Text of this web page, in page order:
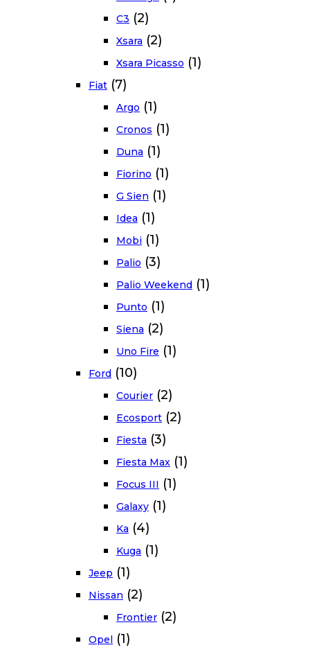
C3 (2)
Xsara (2)
Xsara Picasso (1)
Fiat (7)
Argo (1)
Cronos (1)
Duna (1)
Fiorino (1)
G Sien (1)
Idea (1)
Mobi (1)
Palio (3)
Palio Weekend (1)
Punto (1)
Siena (2)
Uno Fire (1)
Ford (10)
Courier (2)
Ecosport (2)
Fiesta (3)
Fiesta Max (1)
Focus III (1)
Galaxy (1)
Ka (4)
Kuga (1)
Jeep (1)
Nissan (2)
Frontier (2)
Opel (1)